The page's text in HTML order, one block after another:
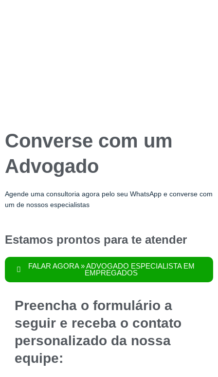
Converse com um
Advogado
Agende uma consultoria agora pelo seu WhatsApp e converse com
um de nossos especialistas
Estamos prontos para te atender
FALAR AGORA » ADVOGADO ESPECIALISTA EM
EMPREGADOS
Preencha o formulário a
seguir e receba o contato
personalizado da nossa
equipe: